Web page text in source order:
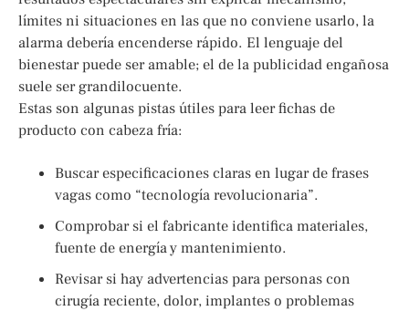
límites ni situaciones en las que no conviene usarlo, la
alarma debería encenderse rápido. El lenguaje del
bienestar puede ser amable; el de la publicidad engañosa
suele ser grandilocuente.
Estas son algunas pistas útiles para leer fichas de
producto con cabeza fría:
Buscar especificaciones claras en lugar de frases
vagas como “tecnología revolucionaria”.
Comprobar si el fabricante identifica materiales,
fuente de energía y mantenimiento.
Revisar si hay advertencias para personas con
cirugía reciente, dolor, implantes o problemas